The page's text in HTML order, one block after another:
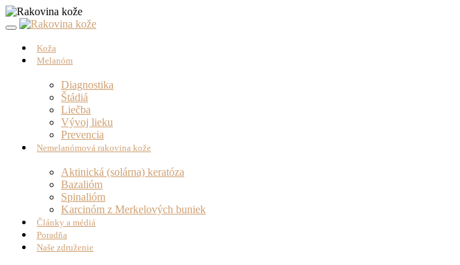
Koža
Melanóm
Diagnostika
Štádiá
Liečba
Vývoj lieku
Prevencia
Nemelanómová rakovina kože
Aktinická (solárna) keratóza
Bazalióm
Spinalióm
Karcinóm z Merkelových buniek
Články a médiá
Poradňa
Naše združenie